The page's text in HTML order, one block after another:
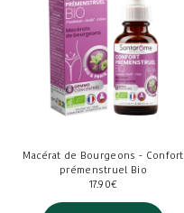
Macérat de Bourgeons - Confort
prémenstruel Bio
€
17.90